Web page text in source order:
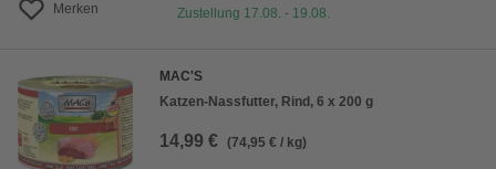
Merken
Zustellung 17.08. - 19.08.
MAC'S
Katzen-Nassfutter, Rind, 6 x 200 g
14,99 € (74,95 € / kg)